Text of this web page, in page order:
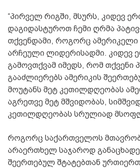
“პირველ რიგში, მსურს, კიდევ
დაგიდასტუროთ ჩემი ღრმა
თქვენდამი, როგორც ამერიკელი
არჩეული ლიდერისადმი. კიდევ
გამოვთქვამ იმედს, რომ თქვენი
გააძლიერებს ამერიკის
მოუტანს მეტ კეთილდღეობას
აგრეთვე მეტ მშვიდობას,
კეთილდღეობას სრულიად
როგორც საქართველოს
არაერთხელ საჯაროდ
შეერთებულ შტატებთან